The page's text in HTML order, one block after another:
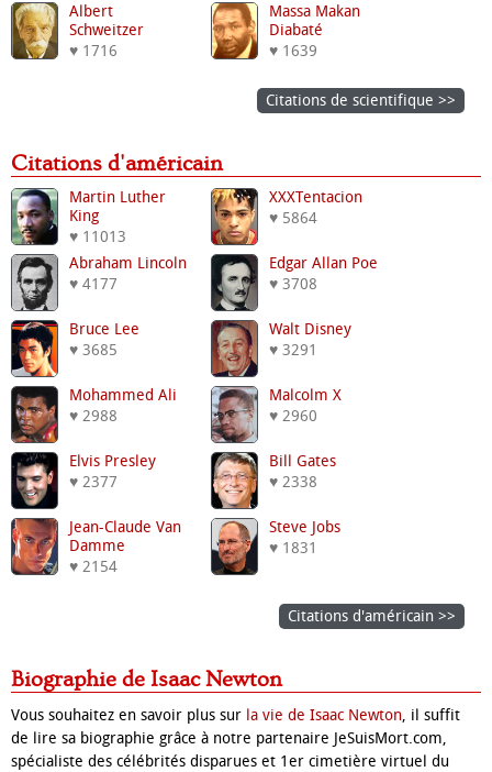
Albert
Schweitzer
♥ 1716
Massa Makan
Diabaté
♥ 1639
Citations de scientifique >>
Citations d'américain
Martin Luther
King
♥ 11013
XXXTentacion
♥ 5864
Abraham Lincoln
♥ 4177
Edgar Allan Poe
♥ 3708
Bruce Lee
♥ 3685
Walt Disney
♥ 3291
Mohammed Ali
♥ 2988
Malcolm X
♥ 2960
Elvis Presley
♥ 2377
Bill Gates
♥ 2338
Jean-Claude Van
Damme
♥ 2154
Steve Jobs
♥ 1831
Citations d'américain >>
Biographie de Isaac Newton
Vous souhaitez en savoir plus sur la vie de Isaac Newton, il suffit
de lire sa biographie grâce à notre partenaire JeSuisMort.com,
spécialiste des célébrités disparues et 1er cimetière virtuel du